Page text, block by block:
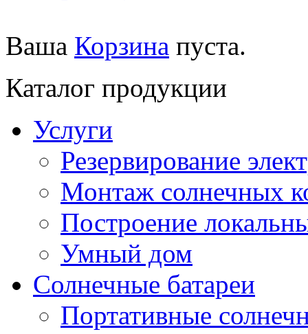
Ваша Корзина пуста.
Каталог продукции
Услуги
Резервирование
Монтаж солнечных
Построение
Умный дом
Солнечные батареи
Портативные